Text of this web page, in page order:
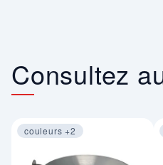
Consultez
couleurs +2
Image 1 sur 3